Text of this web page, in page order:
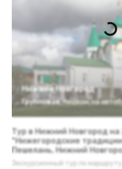
Нижний Новгород
Групповая, пешком на
Тур в Нижний Новгород на
"Нижегородские
Пешелань, Нижний
Экскурсионный тур по